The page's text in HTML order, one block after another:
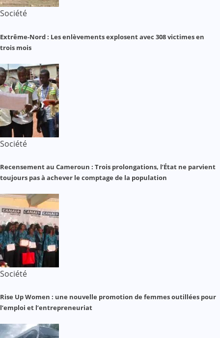
Société
Extrême-Nord : Les enlèvements explosent avec 308 victimes en
trois mois
Société
Recensement au Cameroun : Trois prolongations, l’État ne parvient
toujours pas à achever le comptage de la population
Société
Rise Up Women : une nouvelle promotion de femmes outillées pour
l’emploi et l’entrepreneuriat